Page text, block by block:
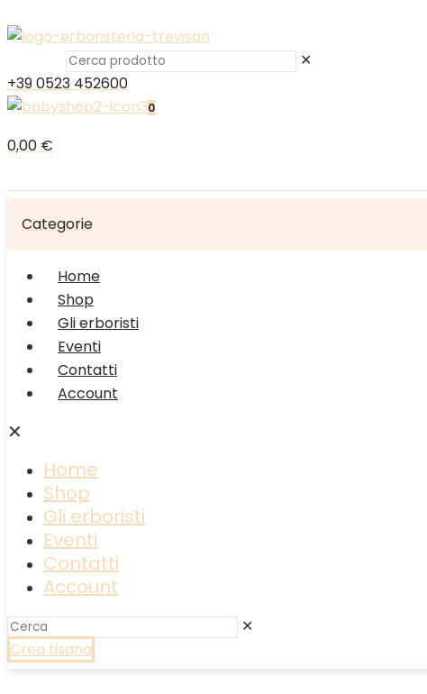
✕
+39 0523 452600
0
0,00 €
Categorie
Home
Shop
Gli erboristi
Eventi
Contatti
Account
✕
Home
Shop
Gli erboristi
Eventi
Contatti
Account
✕
Crea tisana